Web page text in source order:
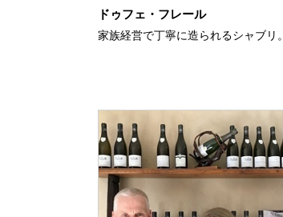
ドゥフェ・フレール
家族経営で丁寧に造られるシャブリ。